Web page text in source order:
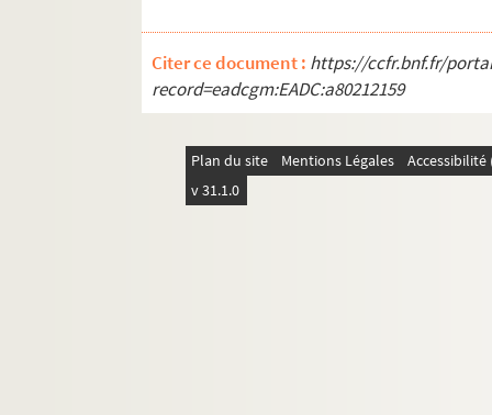
Citer ce document : https://ccfr.bnf.fr/
record=eadcgm:EADC:a80212159
Plan du site Mentions Légales
v 31.1.0